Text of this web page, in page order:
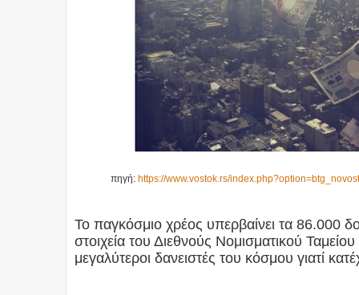
πηγή: https://www.vostok.rs/
Το παγκόσμιο χρέος υπερβαίνει τα 86.000
στοιχεία του Διεθνούς Νομισματικού
μεγαλύτεροι δανειστές του κόσμου γιατί